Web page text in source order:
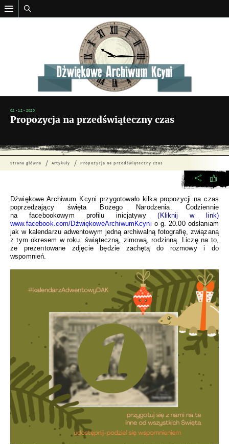
02 - 12 - 2020
Propozycja na przedświąteczny czas
Strona główna Artykuły Propozycja na przedświąteczny czas
Dźwiękowe Archiwum Kcyni przygotowało kilka propozycji na czas
poprzedzający święta Bożego Narodzenia. Codziennie
na facebookowym profilu inicjatywy(Kliknij w link)
www.facebook.com/DźwiękoweArchiwumKcyni o g. 20.00 odsłaniam
jak w kalendarzu adwentowym jedną archiwalną fotografię, związaną
z tym okresem w roku: świąteczną, zimową, rodzinną. Liczę na to,
że prezentowane zdjęcie będzie zachętą do rozmowy i do
wspomnień.